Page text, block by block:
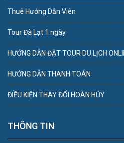
Thuê Hướng Dẫn Viên
Tour Đà Lạt 1 ngày
HƯỚNG DẪN ĐẶT TOUR DU LỊCH
HƯỚNG DẪN THANH TOÁN
ĐIỀU KIỆN THAY ĐỔI HOÀN HỦY
THÔNG TIN